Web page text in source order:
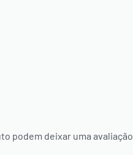
podem deixar uma avaliação.